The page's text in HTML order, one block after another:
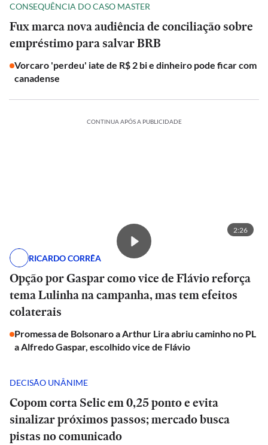
CONSEQUÊNCIA DO CASO MASTER
Fux marca nova audiência de conciliação sobre
empréstimo para salvar BRB
Vorcaro 'perdeu' iate de R$ 2 bi e dinheiro pode ficar com
canadense
CONTINUA APÓS A PUBLICIDADE
2:26
RICARDO CORRÊA
Opção por Gaspar como vice de Flávio reforça
tema Lulinha na campanha, mas tem efeitos
colaterais
Promessa de Bolsonaro a Arthur Lira abriu caminho no PL
a Alfredo Gaspar, escolhido vice de Flávio
DECISÃO UNÂNIME
Copom corta Selic em 0,25 ponto e evita
sinalizar próximos passos; mercado busca
pistas no comunicado